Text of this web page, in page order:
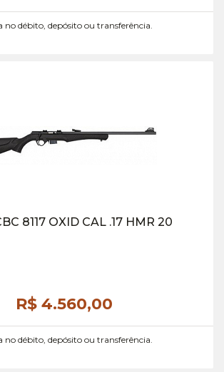
no débito, depósito ou transferência.
8117 OXID CAL .17 HMR 20
R$ 4.560,00
no débito, depósito ou transferência.